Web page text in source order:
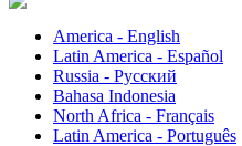
America - English
Latin America - Español
Russia - Pусский
Bahasa Indonesia
North Africa - Français
Latin America - Português